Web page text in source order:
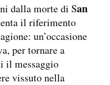
dalla morte di San
il riferimento
un’occasione
per tornare a
il messaggio
vissuto nella